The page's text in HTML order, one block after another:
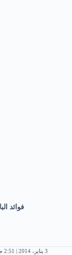
فوائد
3 يناير، 2014 | 2:51 م